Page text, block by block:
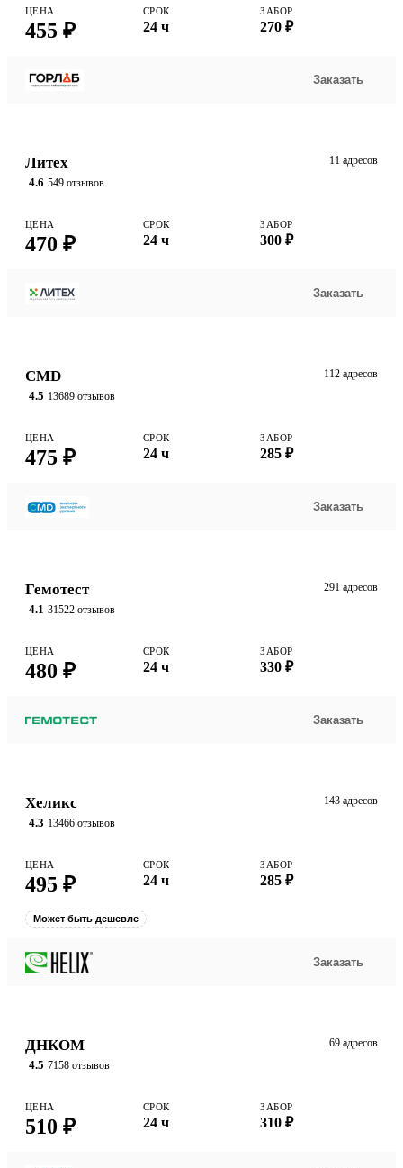
ЦЕНА
455 ₽
СРОК
24 ч
ЗАБОР
270 ₽
Заказать
Литех
4.6 549 отзывов
11 адресов
ЦЕНА
470 ₽
СРОК
24 ч
ЗАБОР
300 ₽
Заказать
CMD
4.5 13689 отзывов
112 адресов
ЦЕНА
475 ₽
СРОК
24 ч
ЗАБОР
285 ₽
Заказать
Гемотест
4.1 31522 отзывов
291 адресов
ЦЕНА
480 ₽
СРОК
24 ч
ЗАБОР
330 ₽
Заказать
Хеликс
4.3 13466 отзывов
143 адресов
ЦЕНА
495 ₽
СРОК
24 ч
ЗАБОР
285 ₽
Может быть дешевле
Заказать
ДНКОМ
4.5 7158 отзывов
69 адресов
ЦЕНА
510 ₽
СРОК
24 ч
ЗАБОР
310 ₽